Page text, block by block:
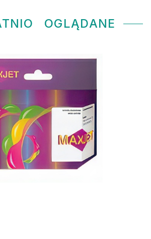
OGLĄDANE